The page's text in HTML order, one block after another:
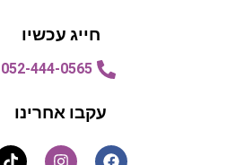
חייג עכשיו
052-444-0565
עקבו אחרינו